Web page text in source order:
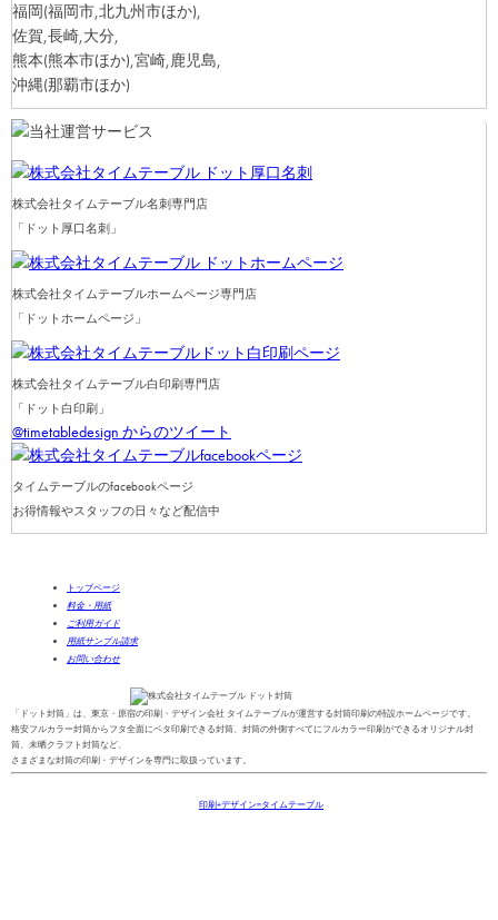
福岡(福岡市,北九州市ほか),
佐賀,長崎,大分,
熊本(熊本市ほか),宮崎,鹿児島,
沖縄(那覇市ほか)
株式会社タイムテーブル名刺専門店
「ドット厚口名刺」
株式会社タイムテーブルホームページ専門店
「ドットホームページ」
株式会社タイムテーブル白印刷専門店
「ドット白印刷」
@timetabledesign からのツイート
タイムテーブルのfacebookページ
お得情報やスタッフの日々など配信中
「ドット封筒」は、東京・原宿の印刷・デザイン会社 タイムテーブルが運営する封筒印刷の特設ホームページです。
格安フルカラー封筒からフタ全面にベタ印刷できる封筒、封筒の外側すべてにフルカラー印刷ができるオリジナル封
筒、未晒クラフト封筒など、
さまざまな封筒の印刷・デザインを専門に取扱っています。
トップページ
料金・用紙
ご利用ガイド
用紙サンプル請求
お問い合わせ
印刷+デザイン=タイムテーブル